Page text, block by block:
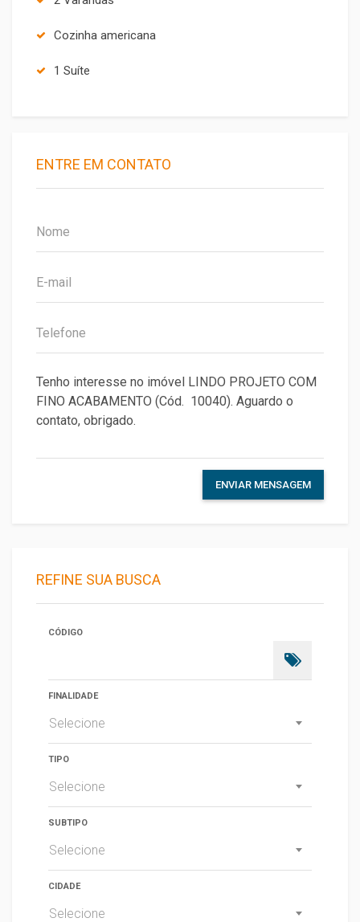
Cozinha americana
1 Suíte
ENTRE EM CONTATO
ENVIAR MENSAGEM
REFINE SUA BUSCA
CÓDIGO
FINALIDADE
Selecione
TIPO
Selecione
SUBTIPO
Selecione
CIDADE
Selecione